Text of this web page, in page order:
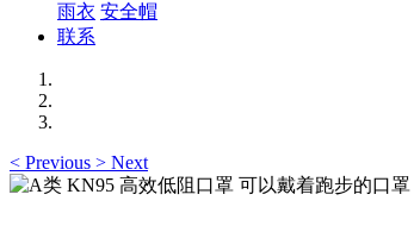
雨衣 安全帽
联系
< Previous > Next